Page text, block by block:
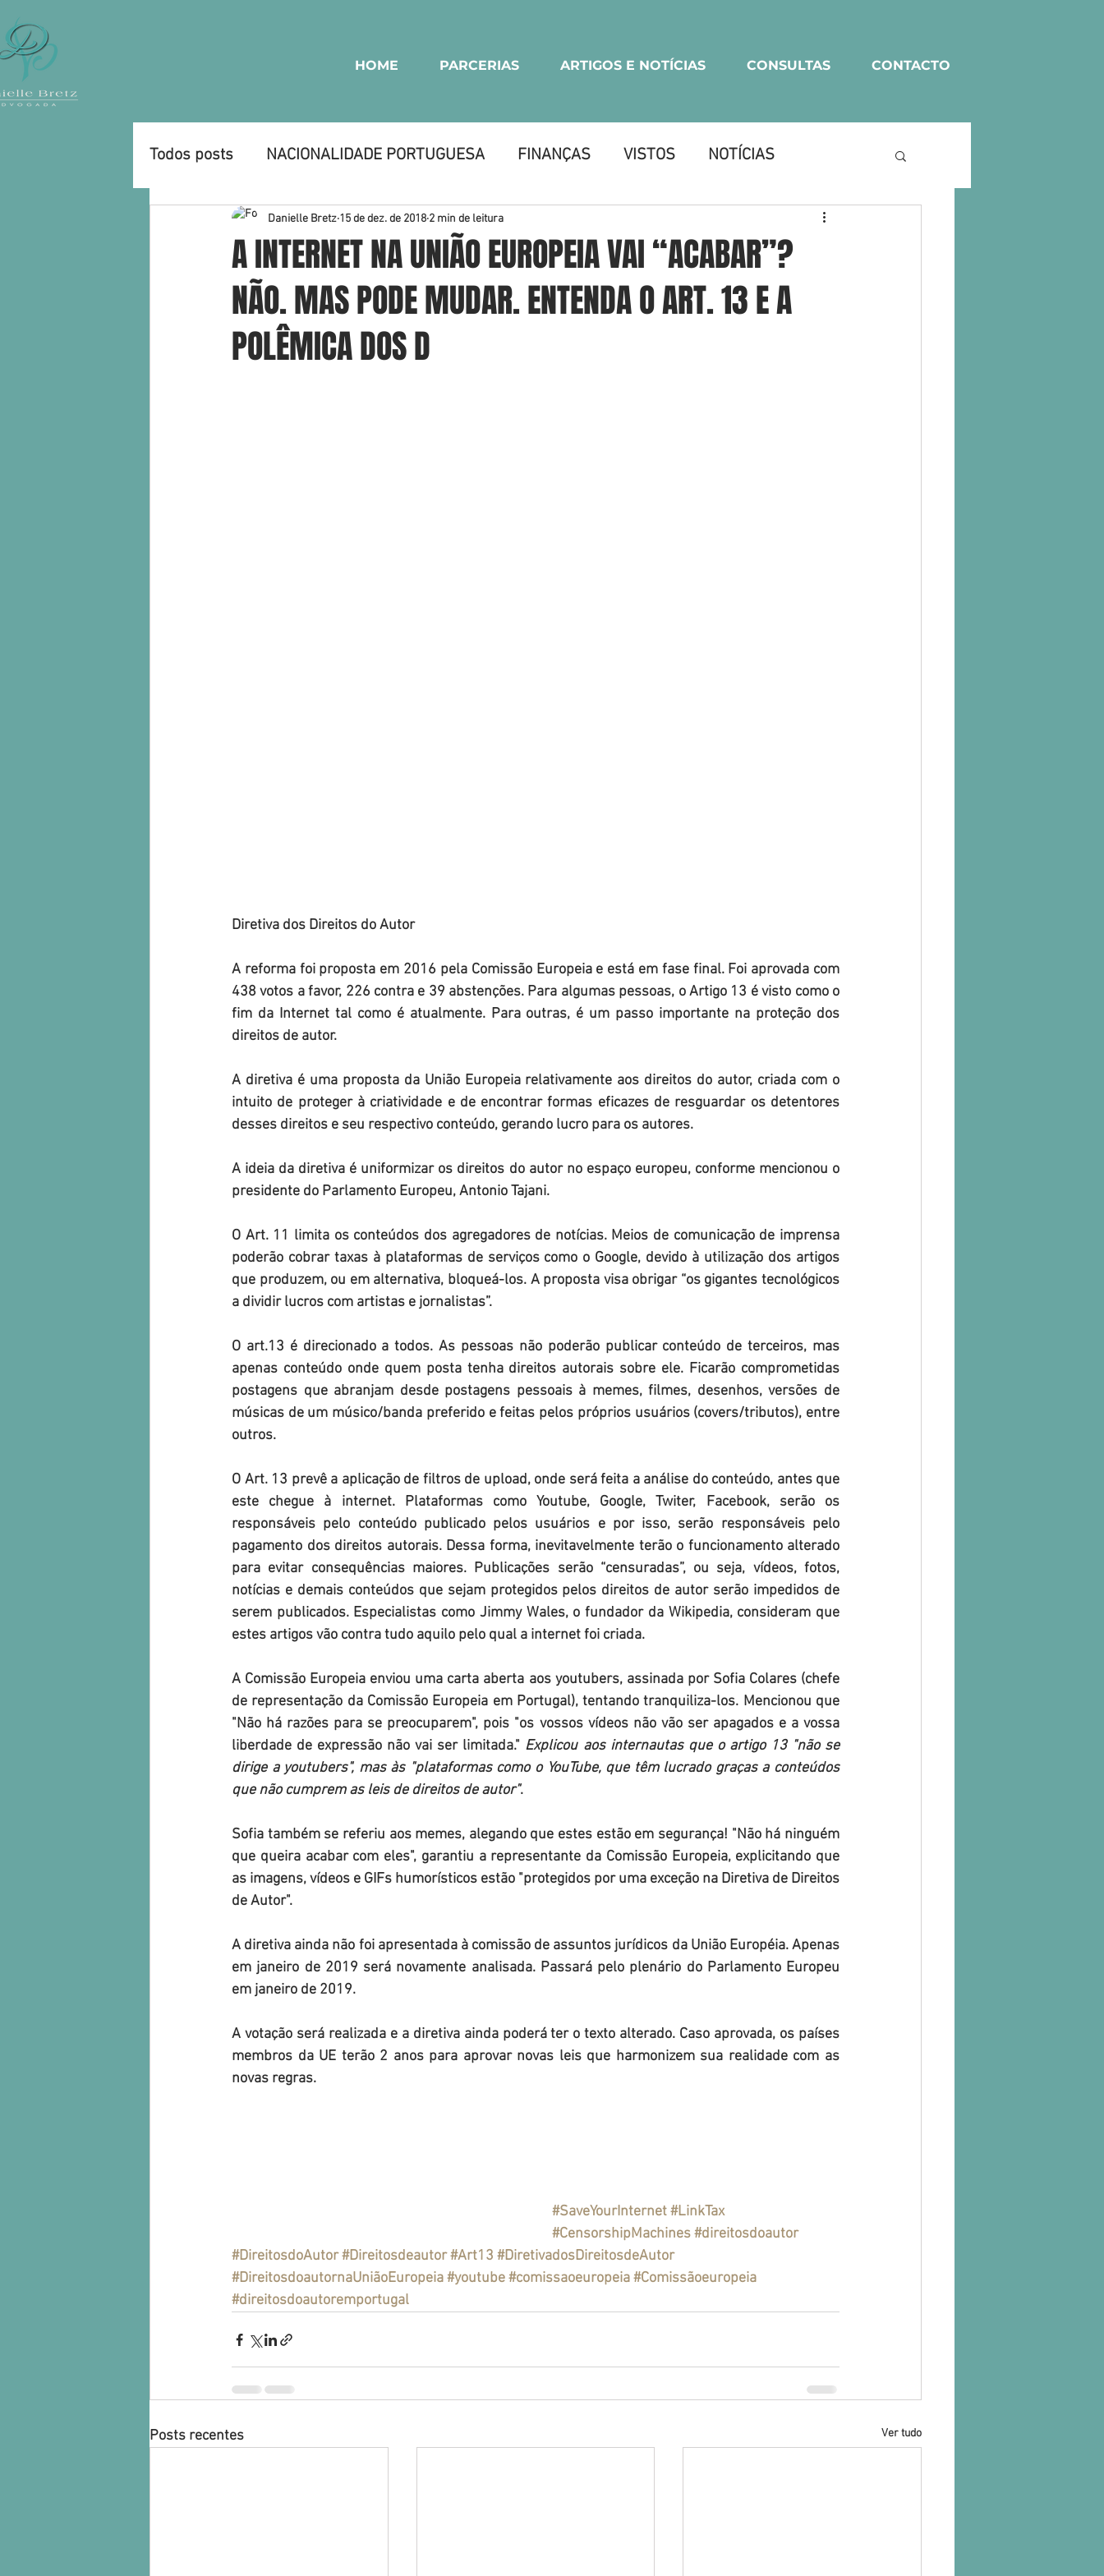
HOME PARCERIAS ARTIGOS E NOTÍCIAS CONSULTAS CONTACTO
Todos posts NACIONALIDADE PORTUGUESA FINANÇAS VISTOS NOTÍCIAS
CURIOSIDADES EMPRESARIAL
A INTERNET NA UNIÃO EUROPEIA VAI “ACABAR”?
NÃO. MAS PODE MUDAR. ENTENDA O ART. 13 E A
POLÊMICA DOS D
Danielle Bretz 15 de dez. de 2018 2 min de leitura
Diretiva dos Direitos do Autor
A reforma foi proposta em 2016 pela Comissão Europeia e está em fase final. Foi aprovada com
438 votos a favor, 226 contra e 39 abstenções. Para algumas pessoas, o Artigo 13 é visto como o
fim da Internet tal como é atualmente. Para outras, é um passo importante na proteção dos
direitos de autor.
A diretiva é uma proposta da União Europeia relativamente aos direitos do autor, criada com o
intuito de proteger à criatividade e de encontrar formas eficazes de resguardar os detentores
desses direitos e seu respectivo conteúdo, gerando lucro para os autores.
A ideia da diretiva é uniformizar os direitos do autor no espaço europeu, conforme mencionou o
presidente do Parlamento Europeu, Antonio Tajani.
O Art. 11 limita os conteúdos dos agregadores de notícias. Meios de comunicação de imprensa
poderão cobrar taxas à plataformas de serviços como o Google, devido à utilização dos artigos
que produzem, ou em alternativa, bloqueá-los. A proposta visa obrigar “os gigantes tecnológicos
a dividir lucros com artistas e jornalistas”.
O art.13 é direcionado a todos. As pessoas não poderão publicar conteúdo de terceiros, mas
apenas conteúdo onde quem posta tenha direitos autorais sobre ele. Ficarão comprometidas
postagens que abranjam desde postagens pessoais à memes, filmes, desenhos, versões de
músicas de um músico/banda preferido e feitas pelos próprios usuários (covers/tributos), entre
outros.
O Art. 13 prevê a aplicação de filtros de upload, onde será feita a análise do conteúdo, antes que
este chegue à internet. Plataformas como Youtube, Google, Twiter, Facebook, serão os
responsáveis pelo conteúdo publicado pelos usuários e por isso, serão responsáveis pelo
pagamento dos direitos autorais. Dessa forma, inevitavelmente terão o funcionamento alterado
para evitar consequências maiores. Publicações serão “censuradas”, ou seja, vídeos, fotos,
notícias e demais conteúdos que sejam protegidos pelos direitos de autor serão impedidos de
serem publicados. Especialistas como Jimmy Wales, o fundador da Wikipedia, consideram que
estes artigos vão contra tudo aquilo pelo qual a internet foi criada.
A Comissão Europeia enviou uma carta aberta aos youtubers, assinada por Sofia Colares (chefe
de representação da Comissão Europeia em Portugal), tentando tranquiliza-los. Mencionou que
"Não há razões para se preocuparem", pois "os vossos vídeos não vão ser apagados e a vossa
liberdade de expressão não vai ser limitada." Explicou aos internautas que o artigo 13 "não se
dirige a youtubers", mas às "plataformas como o YouTube, que têm lucrado graças a conteúdos
que não cumprem as leis de direitos de autor".
Sofia também se referiu aos memes, alegando que estes estão em segurança! "Não há ninguém
que queira acabar com eles", garantiu a representante da Comissão Europeia, explicitando que
as imagens, vídeos e GIFs humorísticos estão "protegidos por uma exceção na Diretiva de Direitos
de Autor".
A diretiva ainda não foi apresentada à comissão de assuntos jurídicos da União Européia. Apenas
em janeiro de 2019 será novamente analisada. Passará pelo plenário do Parlamento Europeu
em janeiro de 2019.
A votação será realizada e a diretiva ainda poderá ter o texto alterado. Caso aprovada, os países
membros da UE terão 2 anos para aprovar novas leis que harmonizem sua realidade com as
novas regras.
#SaveYourInternet#LinkTax
#CensorshipMachines#direitosdoautor
#DireitosdoAutor#Direitosdeautor#Art13 #DiretivadosDireitosdeAutor
#DireitosdoautornaUniãoEuropeia#youtube#comissaoeuropeia#Comissãoeuropeia
#direitosdoautoremportugal
Posts recentes Ver tudo